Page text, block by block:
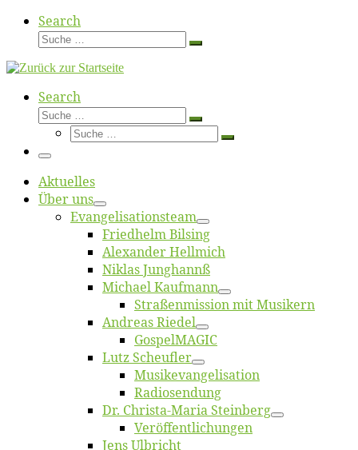
Search
Suche
Suche
Search
Suche
Suche
Suche
Suche
Menü
Ak­tu­el­les
Über uns
Evangelisa­tions­team
Fried­helm Bilsing
Alex­an­der Hellmich
Ni­klas Junghannß
Mi­cha­el Kaufmann
Straßenmis­sion mit Musikern
An­dre­as Riedel
Gos­pel­MA­GIC
Lutz Scheuf­ler
Musikevan­ge­li­sa­tion
Ra­dio­sen­dung
Dr. Chris­­ta-Ma­ria Steinberg
Ver­öf­fent­li­chun­gen
Jens Ulb­richt